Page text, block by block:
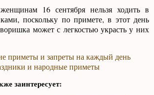
16 сентября нельзя ходить в
поскольку по примете, в этот день
может с легкостью украсть у них
приметы и запреты на каждый день
и народные приметы
заинтересует: